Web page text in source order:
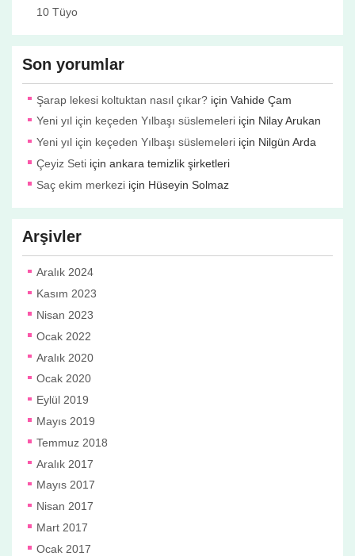
10 Tüyo
Son yorumlar
Şarap lekesi koltuktan nasıl çıkar? içinVahide Çam
Yeni yıl için keçeden Yılbaşı süslemeleri için Nilay Arukan
Yeni yıl için keçeden Yılbaşı süslemeleri için Nilgün Arda
Çeyiz Seti içinankara temizlik şirketleri
Saç ekim merkezi için Hüseyin Solmaz
Arşivler
Aralık 2024
Kasım 2023
Nisan 2023
Ocak 2022
Aralık 2020
Ocak 2020
Eylül 2019
Mayıs 2019
Temmuz 2018
Aralık 2017
Mayıs 2017
Nisan 2017
Mart 2017
Ocak 2017